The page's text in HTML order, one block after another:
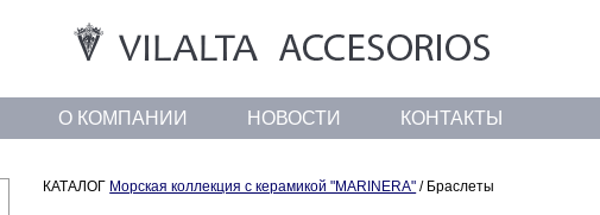
О КОМПАНИИ НОВОСТИ КОНТАКТЫ
КАТАЛОГ Морская коллекция с керамикой "MARINERA" / Браслеты